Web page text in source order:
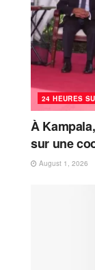
24 HEURES
À
sur une
August 1, 2026